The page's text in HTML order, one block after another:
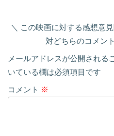
この映画に対する感想意
対どちらのコメン
メールアドレスが公開される
いている欄は必須項目です
コメント ※